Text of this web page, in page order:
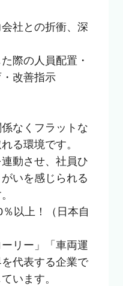
社との折衝、深
際の人員配置・
改善指示
なくフラットな
る環境です。
動させ、社員ひ
いを感じられる
以上！（日本自
リー」「車両運
代表する企業で
います。